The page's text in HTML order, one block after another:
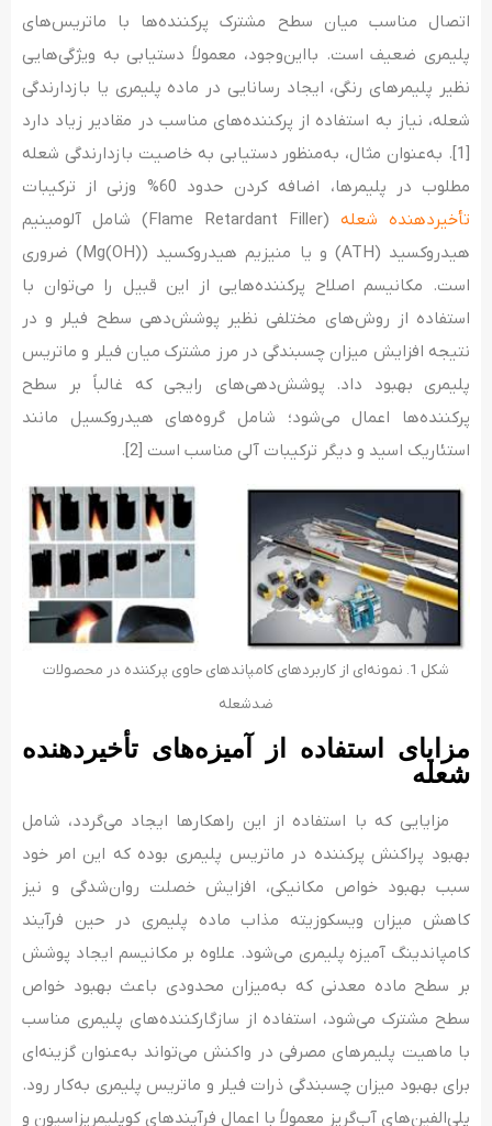
اتصال مناسب میان سطح مشترک پرکننده­‌ها با ماتریس‌های
پلیمری ضعیف است. بااین‌وجود، معمولاً دستیابی به ویژگی­‌هایی
نظیر پلیمرهای رنگی، ایجاد رسانایی در ماده پلیمری یا بازدارندگی
شعله، نیاز به استفاده از پرکننده‌­های مناسب در مقادیر زیاد دارد
[1]. به‌عنوان مثال، به‌منظور دستیابی به خاصیت بازدارندگی شعله
مطلوب در پلیمرها، اضافه کردن حدود 60% وزنی از ترکیبات
تأخیردهنده شعله
(Flame Retardant Filler) شامل آلومینیم
هیدروکسید (ATH) و یا منیزیم هیدروکسید (Mg(OH)) ضروری
است. مکانیسم اصلاح پرکننده­‌هایی از این قبیل را می‌توان با
استفاده از روش‌های مختلفی نظیر پوشش‌­دهی سطح فیلر و در
نتیجه افزایش میزان چسبندگی در مرز مشترک میان فیلر و ماتریس
پلیمری بهبود داد. پوشش­‌دهی­‌های رایجی که غالباً بر سطح
پرکننده‌­ها اعمال می‌شود؛ شامل گروه­‌های هیدروکسیل مانند
استئاریک اسید و دیگر ترکیبات آلی مناسب است [2].
شکل 1. نمونه‌ای از کاربردهای کامپاندهای حاوی پرکننده در محصولات
ضدشعله
مزایای استفاده از آمیزه­‌های تأخیردهنده
شعله
مزایایی که با استفاده از این راهکارها ایجاد می­‌گردد، شامل
بهبود پراکنش پرکننده در ماتریس پلیمری بوده که این امر خود
سبب بهبود خواص مکانیکی، افزایش خصلت روان­‌شدگی و نیز
کاهش میزان ویسکوزیته مذاب ماده پلیمری در حین فرآیند
کامپاندینگ آمیزه پلیمری می‌شود. علاوه بر مکانیسم ایجاد پوشش
بر سطح ماده معدنی که به‌میزان محدودی باعث بهبود خواص
سطح مشترک می‌شود، استفاده از سازگارکننده‌های پلیمری مناسب
با ماهیت پلیمرهای مصرفی در واکنش می­‌تواند به‌عنوان گزینه­‌ای
برای بهبود میزان چسبندگی ذرات فیلر و ماتریس پلیمری به‌کار رود.
پلی­‌الفین­‌های آب‌گریز معمولاً با اعمال فرآیندهای کوپلیمریزاسیون و